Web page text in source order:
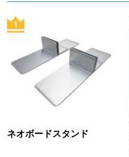
ネオボードスタンド